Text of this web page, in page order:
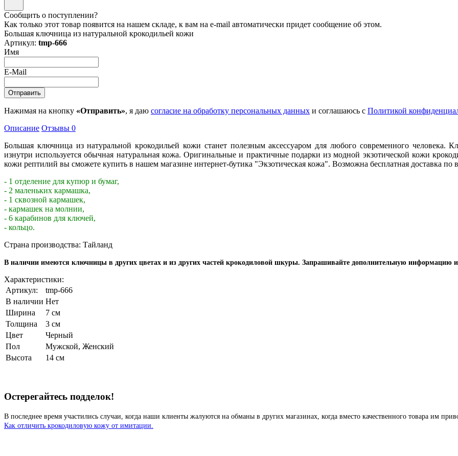
Сообщить о поступлении?
Как только этот товар появится на нашем складе, к вам на e-mail автоматически придет сообщение об этом.
Большая ключница из натуральной крокодильей кожи
Артикул: tmp-666
Имя
E-Mail
Нажимая на кнопку «Отправить», я даю согласие на обработку персональных данных и соглашаюсь с Политикой
Описание Отзывы 0
Большая ключница из натуральной крокодильей кожи станет полезным аксессуаром для любого современного
изнутри используется обычная натуральная кожа. Оригинальные и практичные подарки из модной экзотической кожи
кожи рептилий вы сможете купить в нашем магазине интернет-бутика "Экзотическая кожа". Возможна бесплатная доставка по
- 1 отделение для купюр и бумаг,
- 2 маленьких кармашка,
- 1 сквозной кармашек,
- кармашек на молнии,
- 6 карабинов для ключей,
- кольцо.
Страна производства: Тайланд
В наличии имеются ключницы в других цветах и из других частей крокодиловой шкуры. Запрашивайте дополнительную информацию
Характеристики:
Артикул:
tmp-666
В наличии Нет
Ширина
7 см
Толщина
3 см
Цвет
Черный
Пол
Мужской, Женский
Высота
14 см
Остерегайтесь подделок!
В последнее время участились случаи, когда наши клиенты жалуются на обманы в других магазинах, когда вместо качественного товара им
Как отличить крокодиловую кожу от имитации.